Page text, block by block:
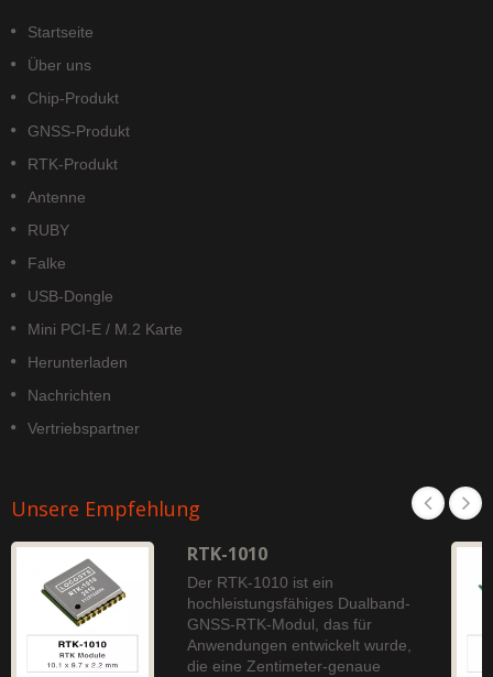
Startseite
Über uns
Chip-Produkt
GNSS-Produkt
RTK-Produkt
Antenne
RUBY
Falke
USB-Dongle
Mini PCI-E / M.2 Karte
Herunterladen
Nachrichten
Vertriebspartner
Unsere Empfehlung
RTK-1010
Der RTK-1010 ist ein
hochleistungsfähiges Dualband-
GNSS-RTK-Modul, das für
Anwendungen entwickelt wurde,
die eine Zentimeter-genaue